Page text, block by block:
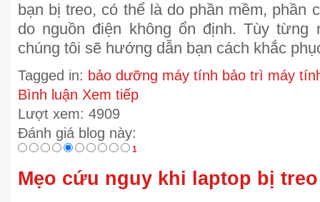
bạn bị treo, có thể là do phần mềm, phần
do nguồn điện không ổn định. Tùy từng
chúng tôi sẽ hướng dẫn bạn cách khắc
Tagged in: bảo dưỡng máy tính bảo trì máy
Bình luận Xem tiếp
Lượt xem: 4909
Đánh giá blog này:
1
Mẹo cứu nguy khi laptop bị treo